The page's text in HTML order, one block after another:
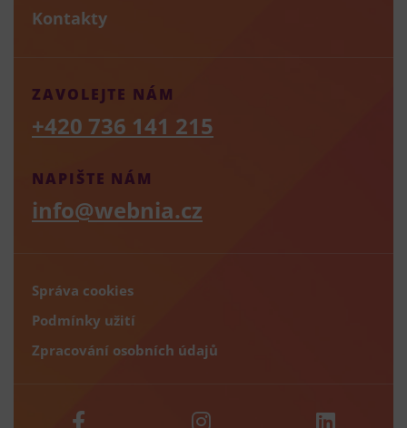
Kontakty
NAPIŠTE NÁM
info@webnia.cz
ZAVOLEJTE NÁM
+420 736 141 215
Správa cookies
Podmínky užití
Zpracování osobních údajů